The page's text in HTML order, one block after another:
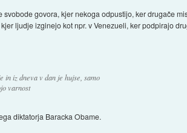
govora, kjer nekoga odpustijo, ker drugače
ljudje izginejo kot npr. v Venezueli, ker podpirajo
in iz dneva v dan je hujse, samo
varnost
diktatorja Baracka Obame.